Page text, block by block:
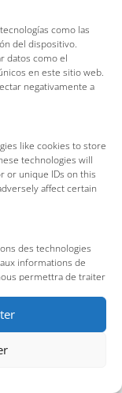
como las
del dispositivo.
datos como el
en este sitio web.
negativamente a
like cookies to store
technologies will
or unique IDs on this
affect certain
des technologies
informations de
permettra de traiter
retirer son
fonctionnalités et
de dades